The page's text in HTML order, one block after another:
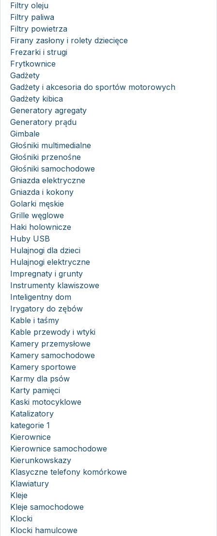
Filtry oleju
Filtry paliwa
Filtry powietrza
Firany zasłony i rolety dziecięce
Frezarki i strugi
Frytkownice
Gadżety
Gadżety i akcesoria do sportów motorowych
Gadżety kibica
Generatory agregaty
Generatory prądu
Gimbale
Głośniki multimedialne
Głośniki przenośne
Głośniki samochodowe
Gniazda elektryczne
Gniazda i kokony
Golarki męskie
Grille węglowe
Haki holownicze
Huby USB
Hulajnogi dla dzieci
Hulajnogi elektryczne
Impregnaty i grunty
Instrumenty klawiszowe
Inteligentny dom
Irygatory do zębów
Kable i taśmy
Kable przewody i wtyki
Kamery przemysłowe
Kamery samochodowe
Kamery sportowe
Karmy dla psów
Karty pamięci
Kaski motocyklowe
Katalizatory
kategorie 1
Kierownice
Kierownice samochodowe
Kierunkowskazy
Klasyczne telefony komórkowe
Klawiatury
Kleje
Kleje samochodowe
Klocki
Klocki hamulcowe